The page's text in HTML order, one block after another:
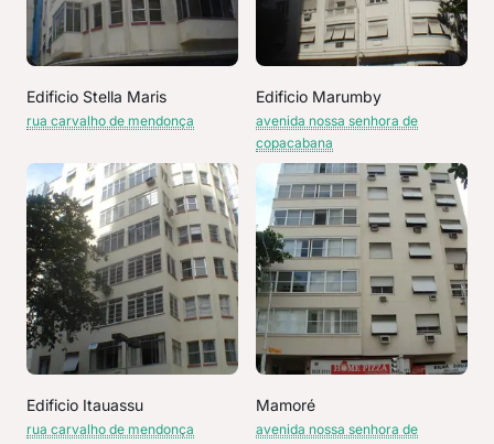
Edificio Stella Maris
rua carvalho de mendonça
Edificio Marumby
avenida nossa senhora de
copacabana
Edificio Itauassu
rua carvalho de mendonça
Mamoré
avenida nossa senhora de